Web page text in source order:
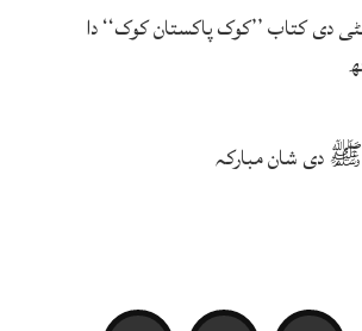
دی کتاب ’’کوک پاکستان کوک‘‘ دا
دی شان مبارکہ